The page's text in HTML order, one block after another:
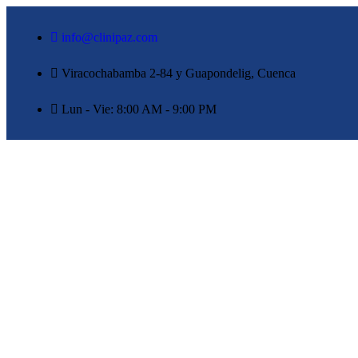
info@clinipaz.com
Viracochabamba 2-84 y Guapondelig, Cuenca
Lun - Vie: 8:00 AM - 9:00 PM